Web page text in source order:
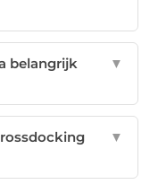
belangrijk
▼
▼